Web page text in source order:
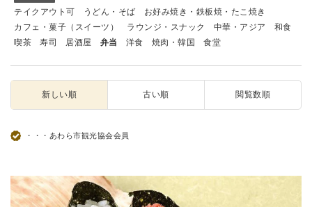
テイクアウト可 うどん・そば
お好み焼き・鉄板焼・たこ焼き
カフェ・菓子（スイーツ）
ラウンジ・スナック 中華・アジア
和食
喫茶
寿司 居酒屋 弁当 洋食 焼肉・韓国 食堂
新しい順 古い順 閲覧数順
・・・あわら市観光協会会員